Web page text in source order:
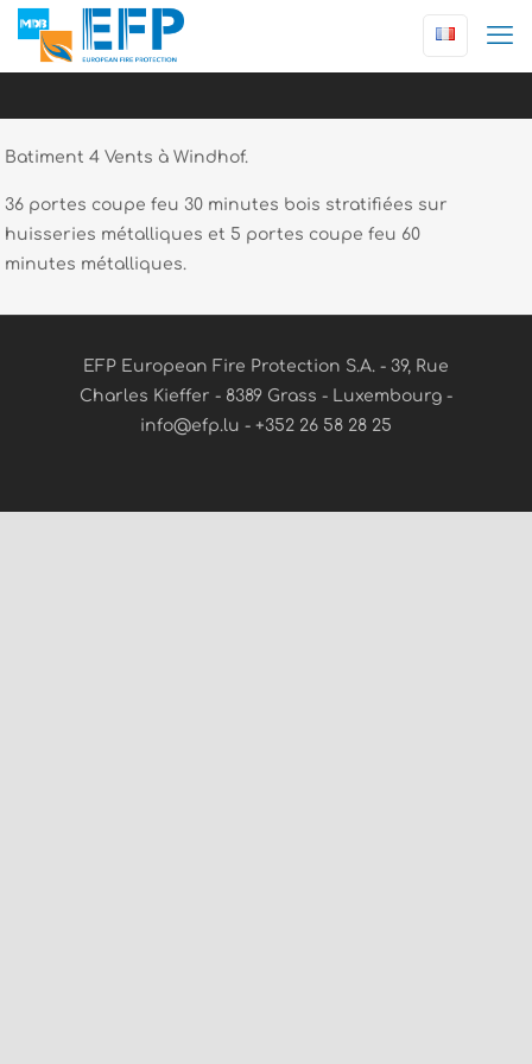
Batiment 4 Vents à Windhof.
36 portes coupe feu 30 minutes bois stratifiées sur
huisseries métalliques et 5 portes coupe feu 60
minutes métalliques.
EFP European Fire Protection S.A. - 39, Rue
Charles Kieffer - 8389 Grass - Luxembourg -
info@efp.lu - +352 26 58 28 25